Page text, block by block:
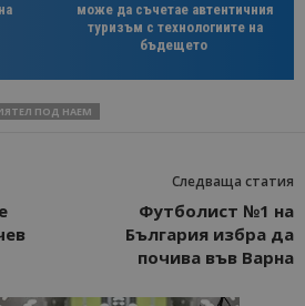
може да съчетае автентичния
туризъм с технологиите на
бъдещето
ПОД НАЕМ
Следваща статия
Футболист №1 на
България избра да
почива във Варна